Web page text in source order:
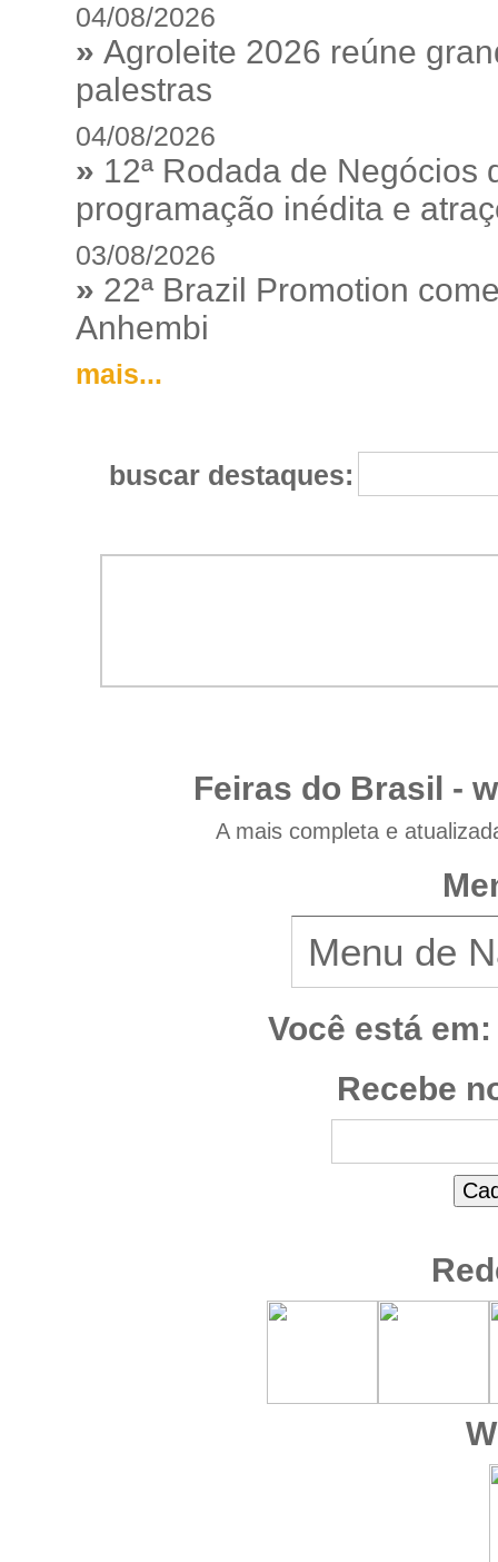
04/08/2026
» Agroleite 2026 reúne
palestras
04/08/2026
» 12ª Rodada de Negócios
programação inédita e
03/08/2026
» 22ª Brazil Promotion
Anhembi
mais...
buscar destaques:
Feiras do Brasil -
A mais completa e
Você está em:
Recebe